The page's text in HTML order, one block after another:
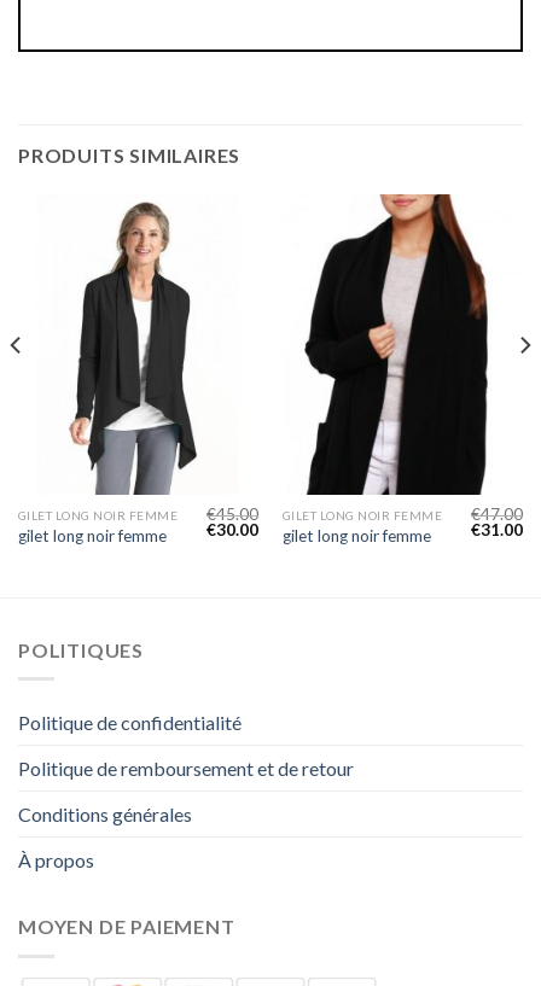
PRODUITS SIMILAIRES
GILET LONG NOIR FEMME
gilet long noir femme
€45.00
€30.00
GILET LONG NOIR FEMME
gilet long noir femme
€47.00
€31.00
POLITIQUES
Politique de confidentialité
Politique de remboursement et de retour
Conditions générales
À propos
MOYEN DE PAIEMENT